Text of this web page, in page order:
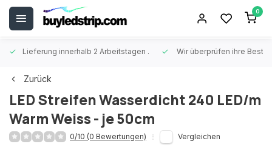
0
Lieferung innerhalb 2 Arbeitstagen . Wir überprüfen ihre
Zurück
LED Streifen Wasserdicht 240 LED/m
Warm Weiss - je 50cm
0/10 (0 Bewertungen) Vergleichen